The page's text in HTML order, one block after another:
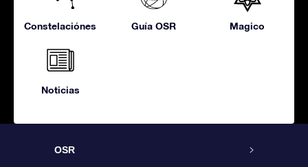
Constelaciónes Guía OSR Magico
Noticias
OSR